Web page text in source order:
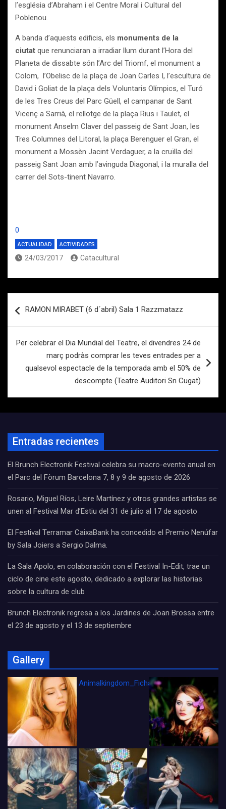
l’església d’Abraham i el Centre Moral i Cultural del
Poblenou.
A banda d’aquests edificis, els monuments de la
ciutat que renunciaran a irradiar llum durant l’Hora del
Planeta de dissabte són l’Arc del Triomf, el monument a
Colom, l’Obelisc de la plaça de Joan Carles I, l’escultura de
David i Goliat de la plaça dels Voluntaris Olímpics, el Turó
de les Tres Creus del Parc Güell, el campanar de Sant
Vicenç a Sarrià, el rellotge de la plaça Rius i Taulet, el
monument Anselm Claver del passeig de Sant Joan, les
Tres Columnes del Litoral, la plaça Berenguer el Gran, el
monument a Mossèn Jacint Verdaguer, a la cruïlla del
passeig Sant Joan amb l’avinguda Diagonal, i la muralla del
carrer del Sots-tinent Navarro.
0
ACTUALIDAD ACTIVIDADES
24/03/2017 Catacultural
de
RAMON MIRABET (6 d´abril) Sala 1 Razzmatazz
Per celebrar el Dia Mundial del Teatre, el divendres 24 de
març podràs comprar les teves entrades per a
qualsevol espectacle de la temporada amb el 50% de
descompte (Teatre Auditori Sn Cugat)
Entradas recientes
El Brunch Electronik Festival celebra su macro-evento anual en
el Parc del Fòrum Barcelona 7, 8 y 9 de agosto de 2026
Rosario, Miguel Ríos, Leire Martínez y otros grandes artistas se
unen al Festival Mar d’Estiu del 31 de julio al 17 de agosto
El Festival Terramar CaixaBank ha concedido el Premio Nenúfar
by Sala Joiers a Sergio Dalma.
La Sala Apolo, en colaboración con el Festival In-Edit, trae un
ciclo de cine este agosto, dedicado a explorar las historias
sobre la cultura de club
Brunch Electronik regresa a los Jardines de Joan Brossa entre
el 23 de agosto y el 13 de septiembre
Gallery
Animalkingdom_FichaCine